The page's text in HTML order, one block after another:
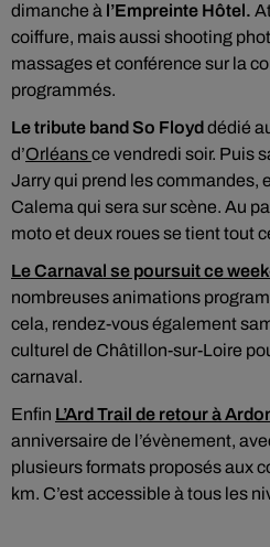
dimanche à l’Empreinte Hôtel.
coiffure, mais aussi shooting
massages et conférence sur la
programmés.
Le tribute band So Floyddédié
d’Orléansce vendredi soir. Puis
Jarry qui prend les commandes,
Calema qui sera sur scène. Au
moto et deux roues se tient tout
Le Carnaval se poursuit ce
nombreuses animations
cela, rendez-vous également
culturel de Châtillon-sur-Loire
carnaval.
Enfin L’Ard Trail de retour à
anniversaire de l’évènement,
plusieurs formats proposés aux
km. C’est accessible à tous les